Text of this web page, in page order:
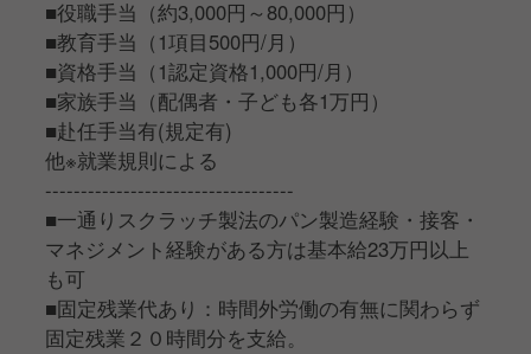
■役職手当（約3,000円～80,000円）
■教育手当（1項目500円/月）
■資格手当（1認定資格1,000円/月）
■家族手当（配偶者・子ども各1万円）
■赴任手当有(規定有)
他※就業規則による
-----------------------------------
■一通りスクラッチ製法のパン製造経験・接客・
マネジメント経験がある方は基本給23万円以上
も可
■固定残業代あり：時間外労働の有無に関わらず
固定残業２０時間分を支給。